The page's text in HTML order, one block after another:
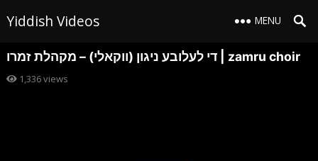
Yiddish Videos MENU
די לעלובע ניגון (ווקאלי) – מקהלת זמרו | zamru choir
1,336views